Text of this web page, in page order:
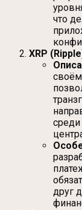
что
XRP
друг